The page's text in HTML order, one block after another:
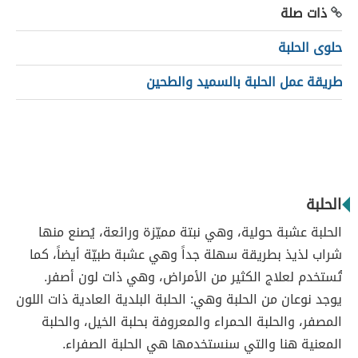
ذات صلة
حلوى الحلبة
طريقة عمل الحلبة بالسميد والطحين
الحلبة
الحلبة عشبة حولية، وهي نبتة مميّزة ورائعة، يُصنع منها
شراب لذيذ بطريقة سهلة جداً وهي عشبة طبيّة أيضاً، كما
تُستخدم لعلاج الكثير من الأمراض، وهي ذات لون أصفر.
يوجد نوعان من الحلبة وهي: الحلبة البلدية العادية ذات اللون
المصفر، والحلبة الحمراء والمعروفة بحلبة الخيل، والحلبة
المعنية هنا والتي سنستخدمها هي الحلبة الصفراء.